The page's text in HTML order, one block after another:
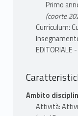
Primo
(coorte
Curriculum:
EDITORIALE
Ambito
Attività: